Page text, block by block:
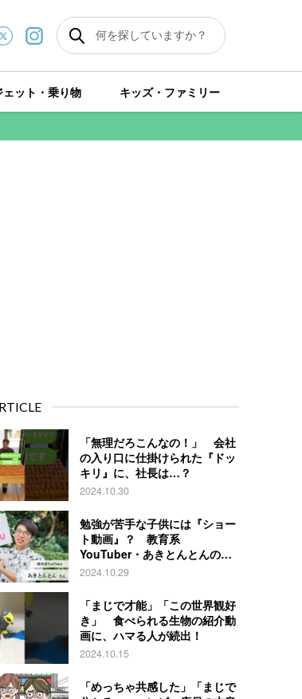
ェット・乗り物 キッズ・ファミリー
「無理だろこんなの！」 会社
の入り口に仕掛けられた『ドッ
キリ』に、社長は…？
2024.10.30
勉強が苦手な子供には『ショー
ト動画』？ 教育系
YouTuber・あきとんとんの戦
略とは
2024.10.29
「まじで才能」「この世界観好
き」 食べられる生物の紹介動
画に、ハマる人が続出！
2024.10.15
「めっちゃ共感した」「まじで